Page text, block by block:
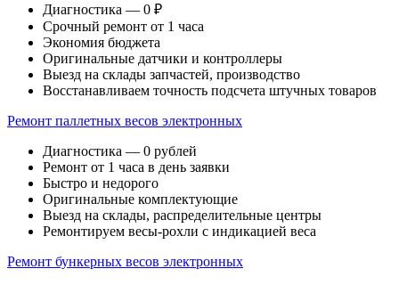
Диагностика — 0 ₽
Срочный ремонт от 1 часа
Экономия бюджета
Оригинальные датчики и контроллеры
Выезд на склады запчастей, производство
Восстанавливаем точность подсчета штучных товаров
Ремонт паллетных весов электронных
Диагностика — 0 рублей
Ремонт от 1 часа в день заявки
Быстро и недорого
Оригинальные комплектующие
Выезд на склады, распределительные центры
Ремонтируем весы-рохли с индикацией веса
Ремонт бункерных весов электронных